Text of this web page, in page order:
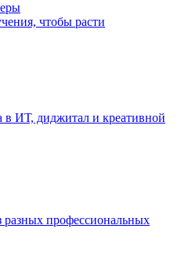
чтобы расти
в ИТ, диджитал и креативной
профессиональных